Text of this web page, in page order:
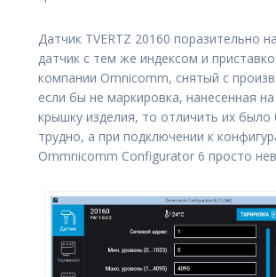
Датчик TVERTZ 20160 поразительно
датчик с тем же индексом и
компании Omnicomm, снятый с
если бы не маркировка, нанесенная
крышку изделия, то отличить их было
трудно, а при подключении к
Ommnicomm Configurator 6 просто